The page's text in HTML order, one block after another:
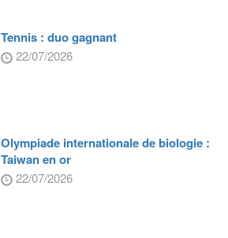
Tennis : duo gagnant
22/07/2026
Olympiade internationale de biologie :
Taiwan en or
22/07/2026